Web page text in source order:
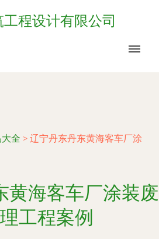
程设计有限公司
全 > 辽宁丹东丹东黄海客车厂涂
黄海客车厂涂装废
工程案例